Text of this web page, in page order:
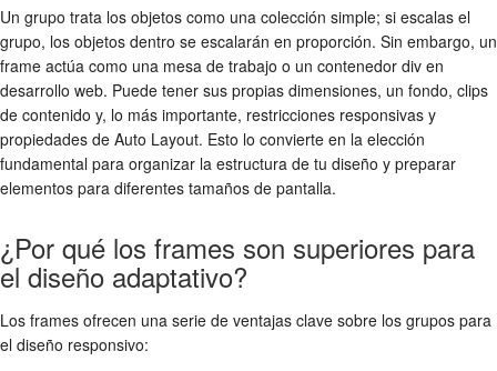
Un grupo trata los objetos como una colección simple; si escalas el
grupo, los objetos dentro se escalarán en proporción. Sin embargo, un
frame actúa como una mesa de trabajo o un contenedor div en
desarrollo web. Puede tener sus propias dimensiones, un fondo, clips
de contenido y, lo más importante, restricciones responsivas y
propiedades de Auto Layout. Esto lo convierte en la elección
fundamental para organizar la estructura de tu diseño y preparar
elementos para diferentes tamaños de pantalla.
¿Por qué los frames son superiores para
el diseño adaptativo?
Los frames ofrecen una serie de ventajas clave sobre los grupos para
el diseño responsivo: